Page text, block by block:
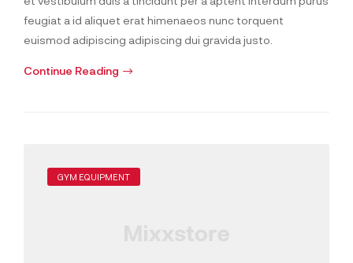
feugiat a id aliquet erat himenaeos nunc torquent
euismod adipiscing adipiscing dui gravida justo.
Continue Reading
GYM EQUIPMENT